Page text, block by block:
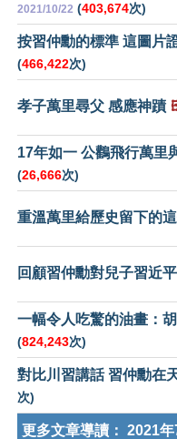
2021/10/22 (403,674次)
按習仲勳的標準 這圖片
(466,422次)
孝子萬里尋父 感應神蹟
17年如一 公鸛飛行萬里
(26,666次)
重溫萬里給歷史留下的
回顧習仲勳對兒子習近
一幅令人吃驚的油畫：
(824,243次)
對比川習講話 習仲勳在
次)
更多文章導讀： 2021年